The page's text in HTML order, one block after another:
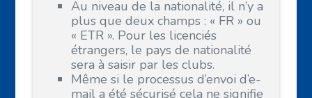
Au niveau de la nationalité, il n’y a
plus que deux champs : « FR » ou
« ETR ». Pour les licenciés
étrangers, le pays de nationalité
sera à saisir par les clubs.
Même si le processus d’envoi d’e-
mail a été sécurisé cela ne signifie